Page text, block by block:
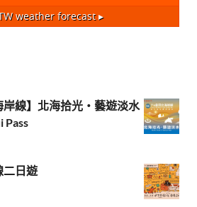
weather forecast ▸
岸線】北海拾光・藝遊淡水
Pass
二日遊